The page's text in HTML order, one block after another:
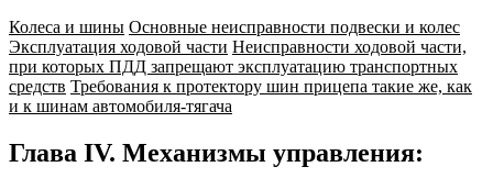
Колеса и шины Основные неисправности подвески и колес
Эксплуатация ходовой части Неисправности ходовой части,
при которых ПДД запрещают эксплуатацию транспортных
средств Требования к протектору шин прицепа такие же, как
и к шинам автомобиля-тягача
Глава IV. Механизмы управления: